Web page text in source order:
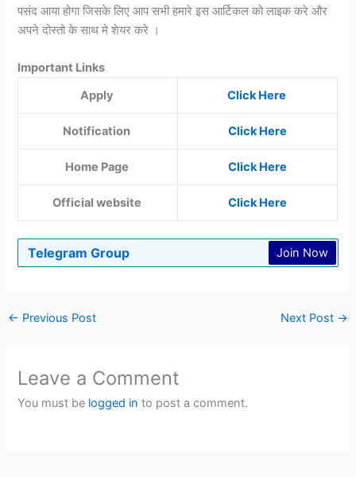
पसंद आया होगा जिसके लिए आप सभी हमारे इस आर्टिकल को लाइक करे और
अपने दोस्तो के साथ मे शेयर करे ।
Important Links
Apply
Click Here
Notification Click Here
Home Page Click Here
Official website Click Here
Telegram Group Join Now
← Previous Post Next Post →
Leave a Comment
You must be logged in to post a comment.